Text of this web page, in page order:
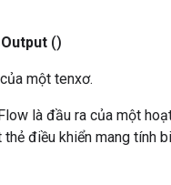
Output ()
một tenxơ.
là đầu ra của một
điều khiển mang tính